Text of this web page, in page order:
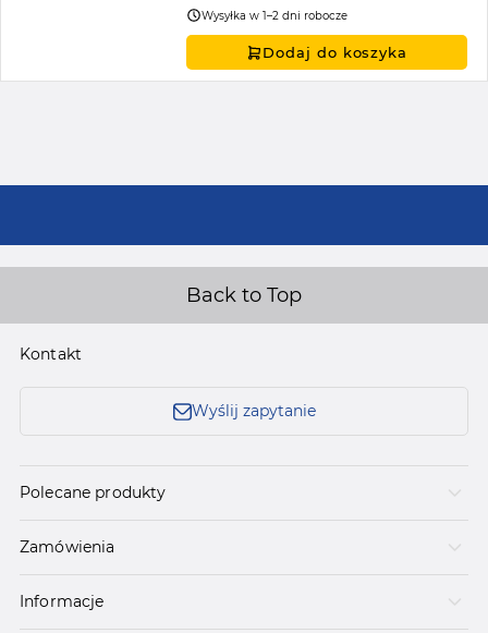
Wysyłka w 1–2 dni robocze
Dodaj do koszyka
Back to Top
Kontakt
Wyślij zapytanie
Polecane produkty
Zamówienia
Informacje